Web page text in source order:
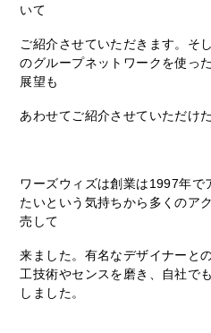
いて
ご紹介させていただきます。そ
のグループネットワークを使っ
展望も
あわせてご紹介させていただけ
ワーズウィズは創業は1997年で
たいという気持ちから多くのア
売して
来ました。有名なデザイナーと
工技術やセンスを磨き、自社で
しました。